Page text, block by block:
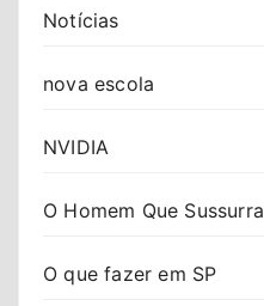
Notícias
nova escola
NVIDIA
O Homem Que Sussurra
O que fazer em SP